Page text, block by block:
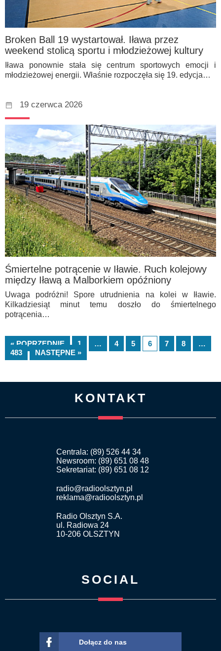
Broken Ball 19 wystartował. Iława przez
weekend stolicą sportu i młodzieżowej kultury
Iława ponownie stała się centrum sportowych emocji i
młodzieżowej energii. Właśnie rozpoczęła się 19. edycja…
19 czerwca 2026
Śmiertelne potrącenie w Iławie. Ruch kolejowy
między Iławą a Malborkiem opóźniony
Uwaga podróżni! Spore utrudnienia na kolei w Iławie.
Kilkadziesiąt minut temu doszło do śmiertelnego
potrącenia…
« POPRZEDNIE 1 … 4 5 6 7 8
…
483
NASTĘPNE »
KONTAKT
Centrala: (89) 526 44 34
Newsroom: (89) 651 08 48
Sekretariat: (89) 651 08 12
radio@radioolsztyn.pl
reklama@radioolsztyn.pl
Radio Olsztyn S.A.
ul. Radiowa 24
10-206 OLSZTYN
SOCIAL
Dołącz do nas